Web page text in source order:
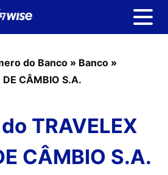
do Banco » Banco »
CÂMBIO S.A.
TRAVELEX
CÂMBIO S.A.